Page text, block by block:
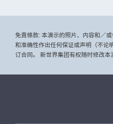
免責條款: 本演示的照片、内容和／
和准确性作出任何保证或声明（不论
订合同。 新世界集团有权随时修改本